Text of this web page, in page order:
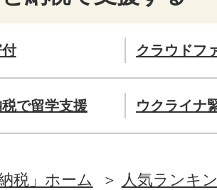
クラウドフ
で留学支援 ウクライナ
税」ホーム
人気ランキ